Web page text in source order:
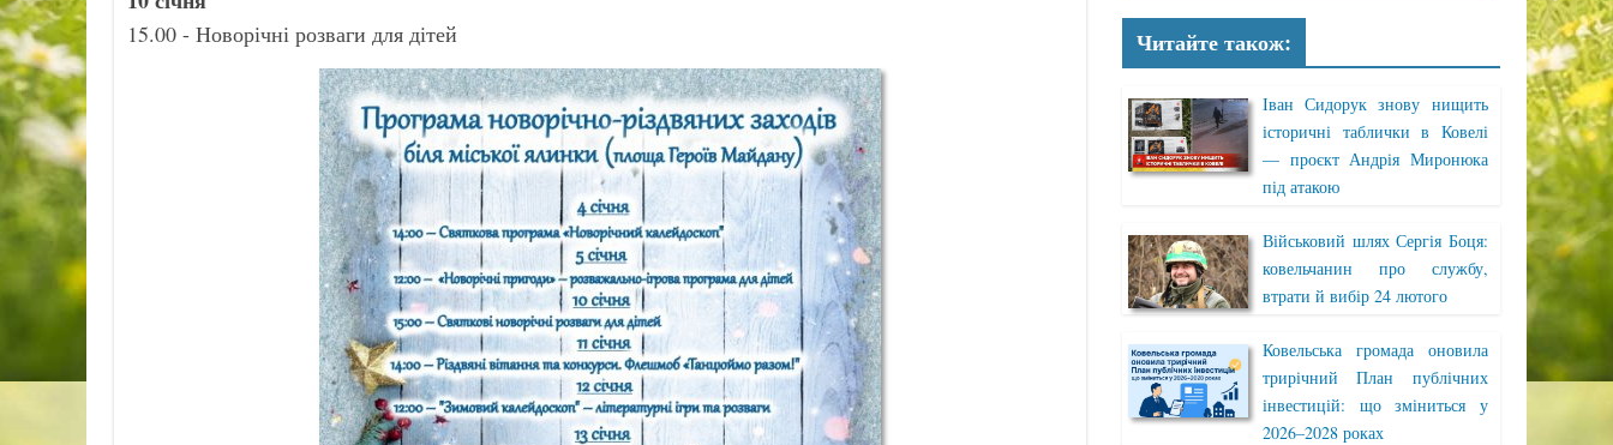
15.00 - Новорічні розваги для дітей Читайте також:
Іван Сидорук знову нищить
історичні таблички в Ковелі
— проєкт Андрія Миронюка
під атакою
Військовий шлях Сергія Боця:
ковельчанин про службу,
втрати й вибір 24 лютого
Ковельська громада оновила
трирічний План публічних
інвестицій: що зміниться у
2026–2028 роках